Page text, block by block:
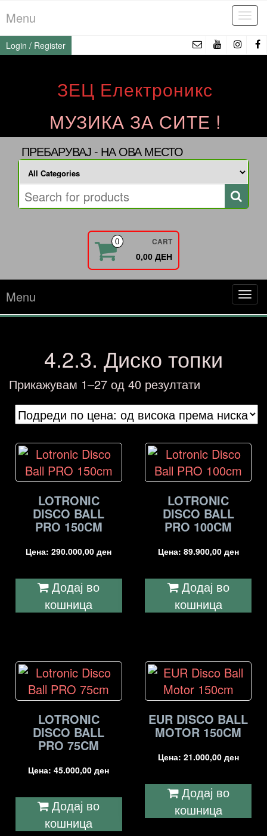
to
the
content
Menu
Login / Register
ЗЕЦ Електроникс
МУЗИКА ЗА СИТЕ !
ПРЕБАРУВАЈ - НА ОВА МЕСТО
0 CART
0,00 ДЕН
Menu
4.2.3. Диско топки
Прикажувам 1–27 од 40 резултати
by
price:
to
low
LOTRONIC
DISCO BALL
PRO 150CM
Цена:290.000,00ден
Додај во
кошница
LOTRONIC
DISCO BALL
PRO 100CM
Цена: 89.900,00 ден
Додај во
кошница
LOTRONIC
DISCO BALL
PRO 75CM
Цена:45.000,00ден
Додај во
кошница
EUR DISCO BALL
MOTOR 150CM
Цена: 21.000,00 ден
Додај во
кошница